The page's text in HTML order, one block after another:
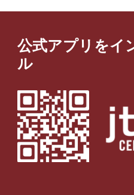
公式アプリをイ
ル